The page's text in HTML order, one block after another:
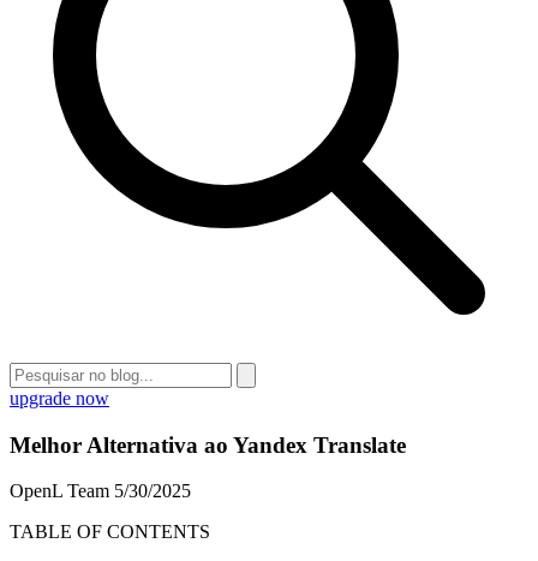
upgrade now
Melhor Alternativa ao Yandex Translate
OpenL Team 5/30/2025
TABLE OF CONTENTS